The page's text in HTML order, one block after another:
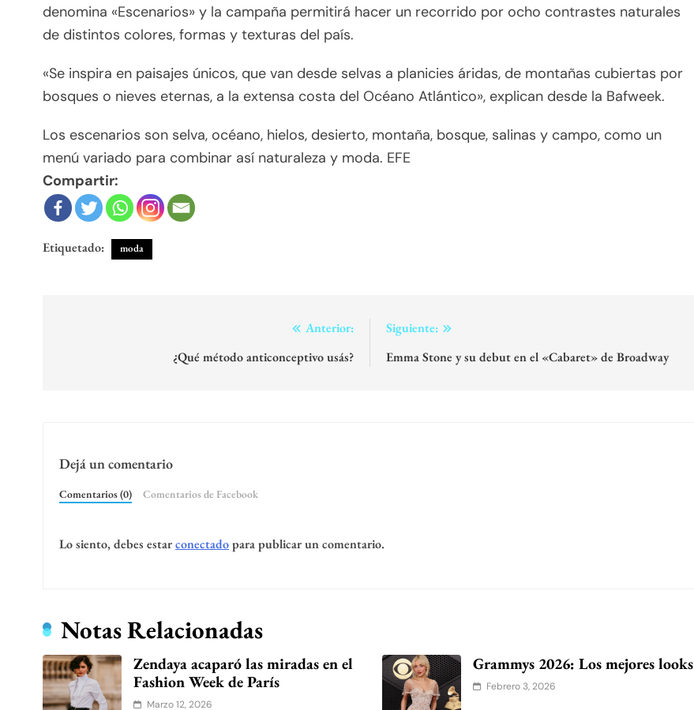
denomina «Escenarios» y la campaña permitirá hacer un recorrido por ocho contrastes naturales
de distintos colores, formas y texturas del país.
«Se inspira en paisajes únicos, que van desde selvas a planicies áridas, de montañas cubiertas por
bosques o nieves eternas, a la extensa costa del Océano Atlántico», explican desde la Bafweek.
Los escenarios son selva, océano, hielos, desierto, montaña, bosque, salinas y campo, como un
menú variado para combinar así naturaleza y moda. EFE
Compartir:
Etiquetado: moda
Anterior:
¿Qué método anticonceptivo usás?
Siguiente:
Emma Stone y su debut en el «Cabaret» de Broadway
Dejá un comentario
Comentarios (0) Comentarios de Facebook
Lo siento, debes estarconectadopara publicar un comentario.
Notas Relacionadas
Zendaya acaparó las miradas en el
Fashion Week de París
Marzo 12, 2026
Grammys 2026: Los mejores looks
Febrero 3, 2026